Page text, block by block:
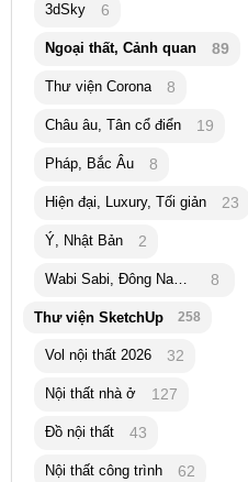
3dSky 6
Ngoại thất, Cảnh quan 89
Thư viện Corona 8
Châu âu, Tân cổ điển 19
Pháp, Bắc Âu 8
Hiện đại, Luxury, Tối giản 23
Ý, Nhật Bản 2
Wabi Sabi, Đông Nam Á 8
Thư viện SketchUp 258
Vol nội thất 2026 32
Nội thất nhà ở 127
Đồ nội thất 43
Nội thất công trình 62